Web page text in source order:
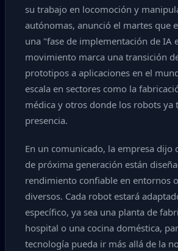
su trabajo en locomoción y
autónomas, anunció el martes que
una "fase de implementación de IA
movimiento marca una transición
prototipos a aplicaciones en el
escala en sectores como la
médica y otros donde los robots ya
presencia.
En un comunicado, la empresa dijo
de próxima generación están
rendimiento confiable en entornos
diversos. Cada robot estará
específico, ya sea una planta de
hospital o una cocina doméstica,
tecnología pueda ir más allá de la